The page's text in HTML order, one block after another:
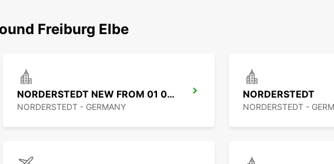
Freiburg Elbe
NORDERSTEDT NEW FROM 01 01 2027
NORDERSTEDT - GERMANY
NORDERSTEDT
NORDERSTEDT -